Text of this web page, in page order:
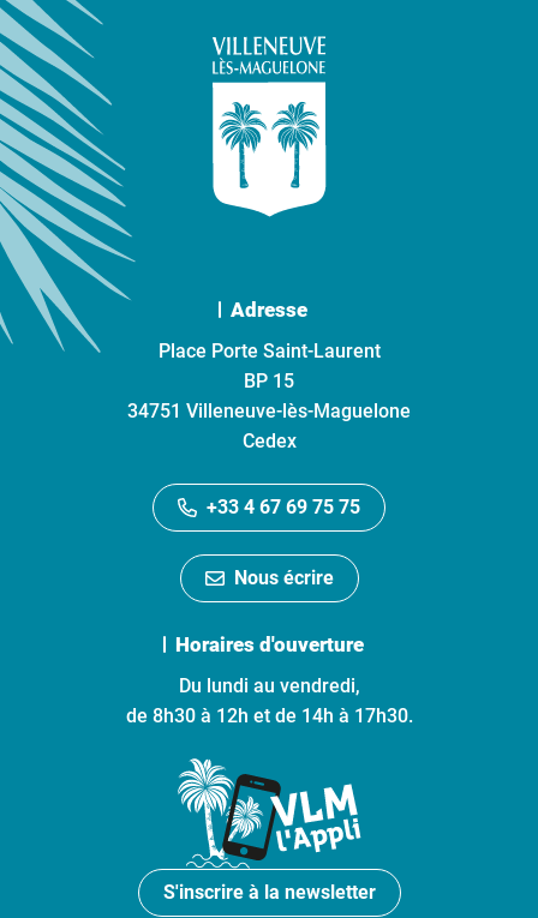
Adresse
Place Porte Saint-Laurent
BP 15
34751 Villeneuve-lès-Maguelone
Cedex
+33 4 67 69 75 75
Nous écrire
Horaires d'ouverture
Du lundi au vendredi,
de 8h30 à 12h et de 14h à 17h30.
S'inscrire à la newsletter